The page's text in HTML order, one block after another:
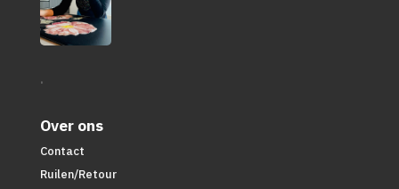
.
Over ons
Contact
Ruilen/Retour